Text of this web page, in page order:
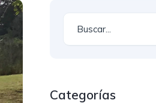
Categorías